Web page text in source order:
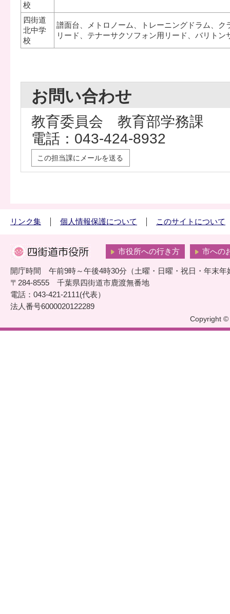
校
四街道
北中学
校
譜面台、メトロノーム、トレーニングドラム、
リード、テナーサクソフォン用リード、バリトン
お問い合わせ
教育委員会 教育部学務課
電話：043-424-8932
この担当課にメールを送る
リンク集 個人情報保護について このサイトについて
市役所への行き方 市への
開庁時間 午前9時～午後4時30分（土曜・日曜・祝日・年末年
〒284-8555 千葉県四街道市鹿渡無番地
電話：043-421-2111(代表）
法人番号6000020122289
Copyright ©